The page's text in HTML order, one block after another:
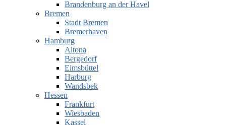
Brandenburg an der Havel
Bremen
Stadt Bremen
Bremerhaven
Hamburg
Altona
Bergedorf
Eimsbüttel
Harburg
Wandsbek
Hessen
Frankfurt
Wiesbaden
Kassel